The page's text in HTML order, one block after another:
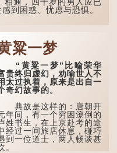
到困惑、忧虑与恐惧。
粱一梦
“黄粱一梦”比喻荣华
贵终归虚幻，劝喻世人不
太过执着，原来是出自一
奇幻故事的。
典故是这样的：唐朝开
年间，有一个穷困潦倒的
姓书生，在上京赴考的途
经过一间旅店休息，碰巧
到一位道士，两人畅谈甚
。